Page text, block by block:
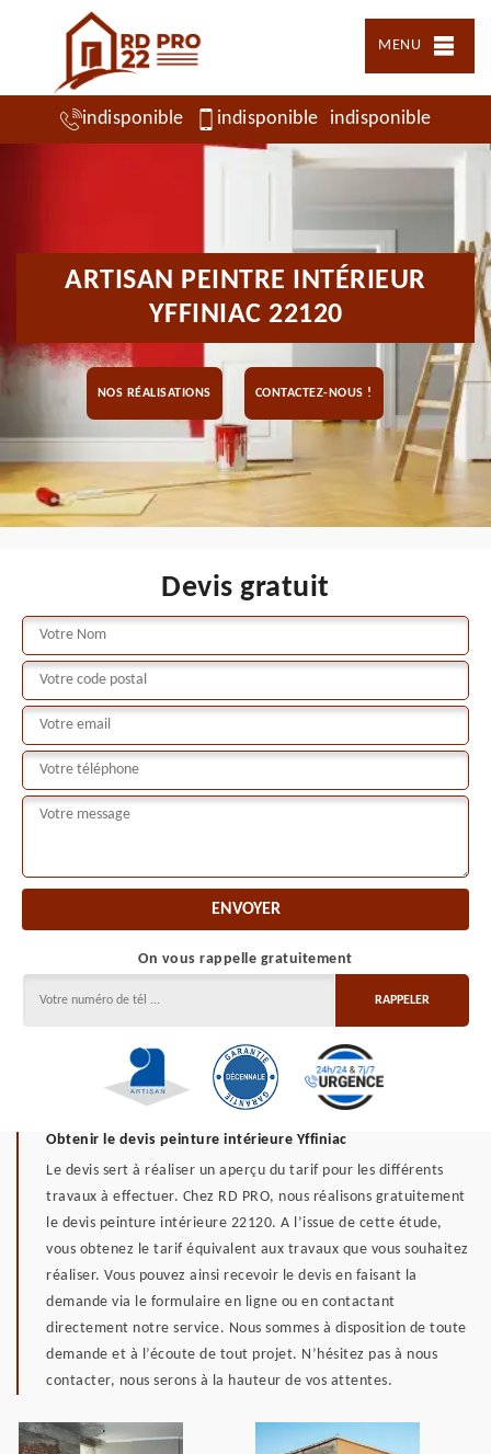
MENU
indisponible indisponible indisponible
ARTISAN PEINTRE INTÉRIEUR
YFFINIAC 22120
NOS RÉALISATIONS CONTACTEZ-NOUS !
Devis gratuit
On vous rappelle gratuitement
Obtenir le devis peinture intérieure Yffiniac
Le devis sert à réaliser un aperçu du tarif pour les différents
travaux à effectuer. Chez RD PRO, nous réalisons gratuitement
le devis peinture intérieure 22120. A l’issue de cette étude,
vous obtenez le tarif équivalent aux travaux que vous souhaitez
réaliser. Vous pouvez ainsi recevoir le devis en faisant la
demande via le formulaire en ligne ou en contactant
directement notre service. Nous sommes à disposition de toute
demande et à l’écoute de tout projet. N’hésitez pas à nous
contacter, nous serons à la hauteur de vos attentes.